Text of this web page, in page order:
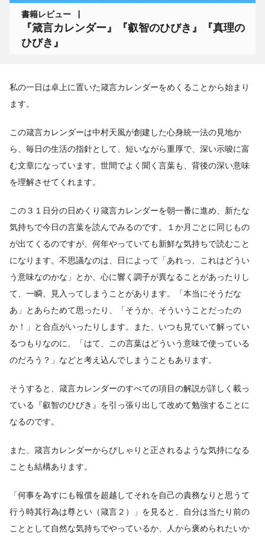
書籍レビュー
『箴言カレンダー』『叡智のひびき』『真理の
ひびき』
私の一日は卓上に置いた箴言カレンダーをめくることから始まり
ます。
この箴言カレンダーは中村天風が創建した心身統一法の見地か
ら、毎日の生活の指針として、短いながら重厚で、深い示唆に富
む文章になっています。世間でよく聞く言葉も、背後の深い意味
を理解させてくれます。
この３１日分の日めくり箴言カレンダーを朝一番に進め、新たな
気持ちで今日の言葉を読んでみるのです。１か月ごとに同じもの
が出てくるのですが、何年やっていても新鮮な気持ちで読むこと
になります。不思議なのは、日によって「あれっ、これはどうい
う意味なのかな」とか、心に響く調子が異なることがあったりし
て、一瞬、見入ってしまうことがあります。「本当にそうだな
あ」とあらためて思ったり、「そうか、そういうことだったの
か！」と合点がいったりします。また、いつも見ていて解ってい
るつもりなのに、「はて、この言葉はどういう意味で使っている
のだろう？」などと考え込んでしまうこともあります。
そうすると、箴言カレンダーのすべての項目の解説が詳しく載っ
ている『叡智のひびき』を引っ張り出して改めて勉強することに
なるのです。
また、箴言カレンダーからぴしゃりと正されるような気持になる
ことも結構あります。
「何事を為すにも報償を超越してそれを自己の責務なりと思うて
行う時其行為は尊とい（箴言２）」を見ると、自分は当たり前の
こととして自然な気持ちでやっているか、人から褒められたいか